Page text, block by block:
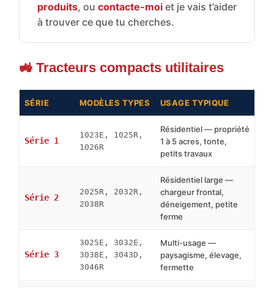
produits, ou contacte-moi et je vais t’aider
à trouver ce que tu cherches.
🚜 Tracteurs compacts utilitaires
SÉRIE MODÈLES TYPES USAGE TYPIQUE
Série 1
1023E, 1025R,
1026R
Résidentiel — propriété
1 à 5 acres, tonte,
petits travaux
Série 2
2025R, 2032R,
2038R
Résidentiel large —
chargeur frontal,
déneigement, petite
ferme
Série 3
3025E, 3032E,
3038E, 3043D,
3046R
Multi-usage —
paysagisme, élevage,
fermette